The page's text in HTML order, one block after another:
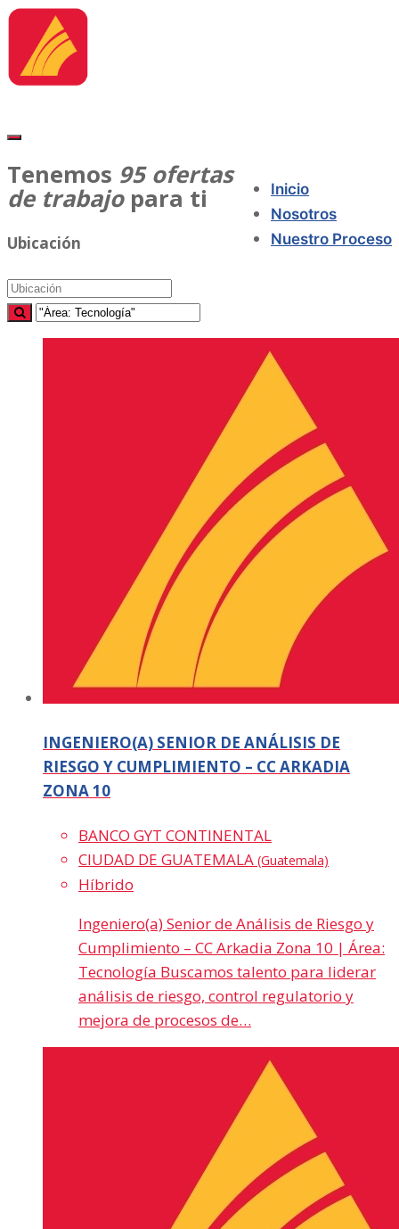
Inicio
Nosotros
Nuestro Proceso
Tenemos 95 ofertas
de trabajopara ti
Ubicación
INGENIERO(A) SENIOR DE ANÁLISIS DE
RIESGO Y CUMPLIMIENTO – CC ARKADIA
ZONA 10
BANCO GYT CONTINENTAL
CIUDAD DE GUATEMALA (Guatemala)
Híbrido
Ingeniero(a) Senior de Análisis de Riesgo y
Cumplimiento – CC Arkadia Zona 10 | Área:
Tecnología Buscamos talento para liderar
análisis de riesgo, control regulatorio y
mejora de procesos de…